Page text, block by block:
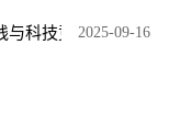
科技竞赛中喜获佳...
2025-09-16